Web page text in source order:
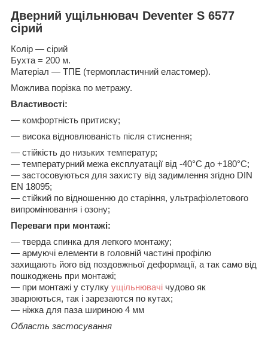
Дверний ущільнювач Deventer S 6577
сірий
Колір ― сірий
Бухта = 200 м.
Матеріал ― ТПЕ (термопластичний еластомер).
Можлива порізка по метражу.
Властивості:
― комфортність притиску;
― висока відновлюваність після стиснення;
― стійкість до низьких температур;
― температурний межа експлуатації від -40°C до +180°C;
― застосовуються для захисту від задимлення згідно DIN
EN 18095;
― стійкий по відношенню до старіння, ультрафіолетового
випромінювання і озону;
Переваги при монтажі:
― тверда спинка для легкого монтажу;
― армуючі елементи в головній частині профілю
захищають його від поздовжньої деформації, а так само від
пошкоджень при монтажі;
― при монтажі у стулку ущільнювачі чудово як
зварюються, так і зарезаются по кутах;
― ніжка для паза шириною 4 мм
Область застосування